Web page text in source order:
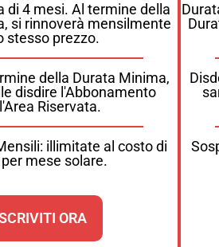
di 4 mesi. Al termine della
si rinnoverà mensilmente
stesso prezzo.
della Durata Minima,
disdire l'Abbonamento
Riservata.
illimitate al costo di
mese solare.
ORA